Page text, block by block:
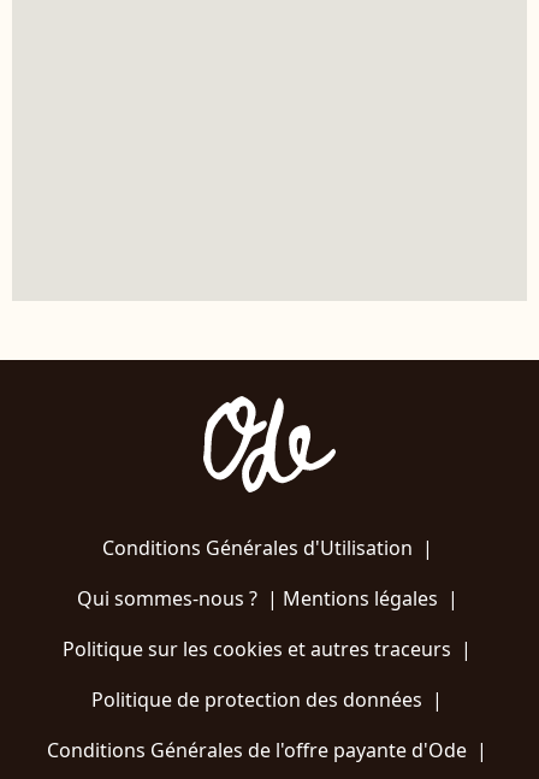
Conditions Générales d'Utilisation |
Qui sommes-nous ?| Mentions légales |
Politique sur les cookies et autres traceurs |
Politique de protection des données |
Conditions Générales de l'offre payante d'Ode |